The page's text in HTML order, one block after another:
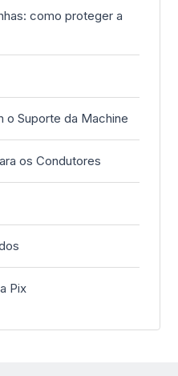
como proteger a
o Suporte da Machine
os Condutores
Pix